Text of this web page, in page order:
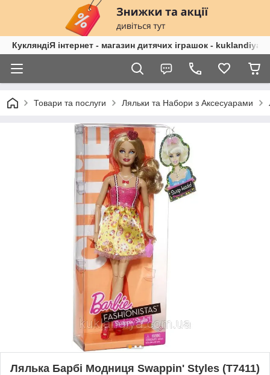
КукляндіЯ інтернет - магазин дитячих іграшок -
Товари та послуги Ляльки та Набори з Аксесуарами
Лялька Барбі Модниця Swappin' Styles (T7411)